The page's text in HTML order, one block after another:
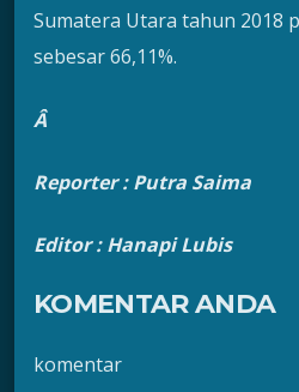
Sumatera Utara tahun 2018
sebesar 66,11%.
Â
Reporter : Putra Saima
Editor : Hanapi Lubis
KOMENTAR ANDA
komentar